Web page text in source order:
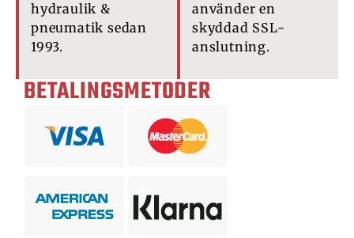
hydraulik &
pneumatik sedan
1993.
använder en
skyddad SSL-
anslutning.
BETALINGSMETODER